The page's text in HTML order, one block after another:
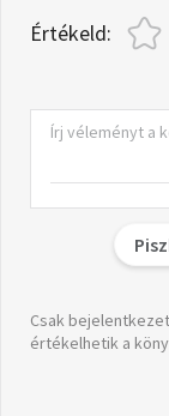
Értékeld:
Csak
értékelhetik a